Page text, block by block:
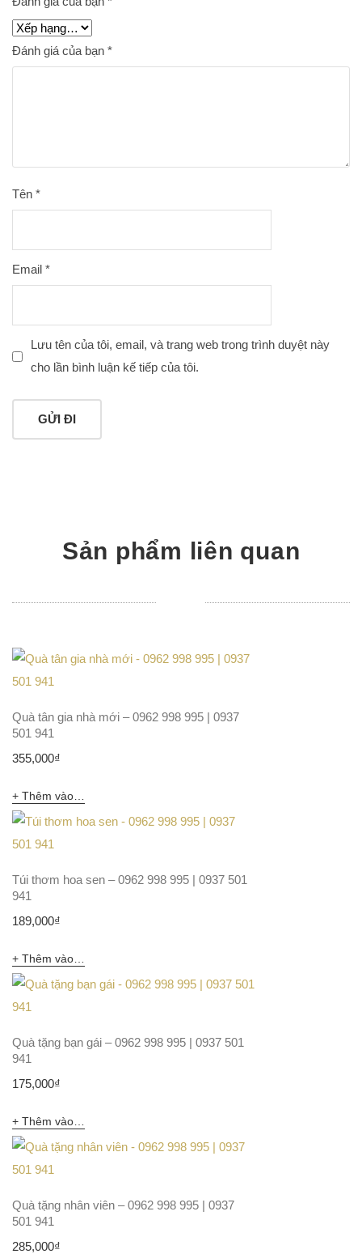
Đánh giá của bạn *
Tên *
Email *
Lưu tên của tôi, email, và trang web trong trình duyệt này
cho lần bình luận kế tiếp của tôi.
Sản phẩm liên quan
Quà tân gia nhà mới – 0962 998 995 | 0937
501 941
355,000₫
Thêm vào giỏ hàng
Túi thơm hoa sen – 0962 998 995 | 0937 501
941
189,000₫
Thêm vào giỏ hàng
Quà tặng bạn gái – 0962 998 995 | 0937 501
941
175,000₫
Thêm vào giỏ hàng
Quà tặng nhân viên – 0962 998 995 | 0937
501 941
285,000₫